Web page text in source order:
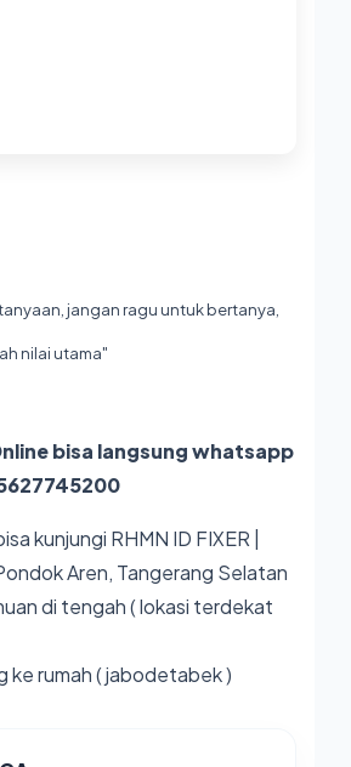
jangan ragu untuk bertanya,
nilai utama"
bisa langsung whatsapp
kunjungi RHMN ID FIXER |
Aren, Tangerang Selatan
di tengah ( lokasi terdekat
ke rumah ( jabodetabek )